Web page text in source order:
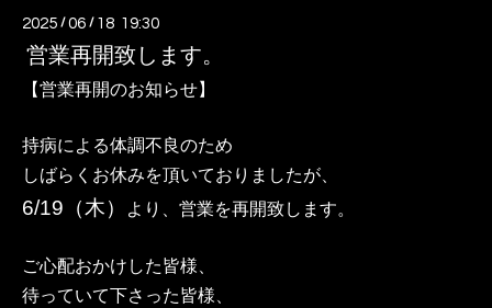
2025 /06 / 18 19:30
営業再開致します。
【営業再開のお知らせ】
持病による体調不良のため
しばらくお休みを頂いておりましたが、
6/19（木） より、営業を再開致します。
ご心配おかけした皆様、
待っていて下さった皆様、